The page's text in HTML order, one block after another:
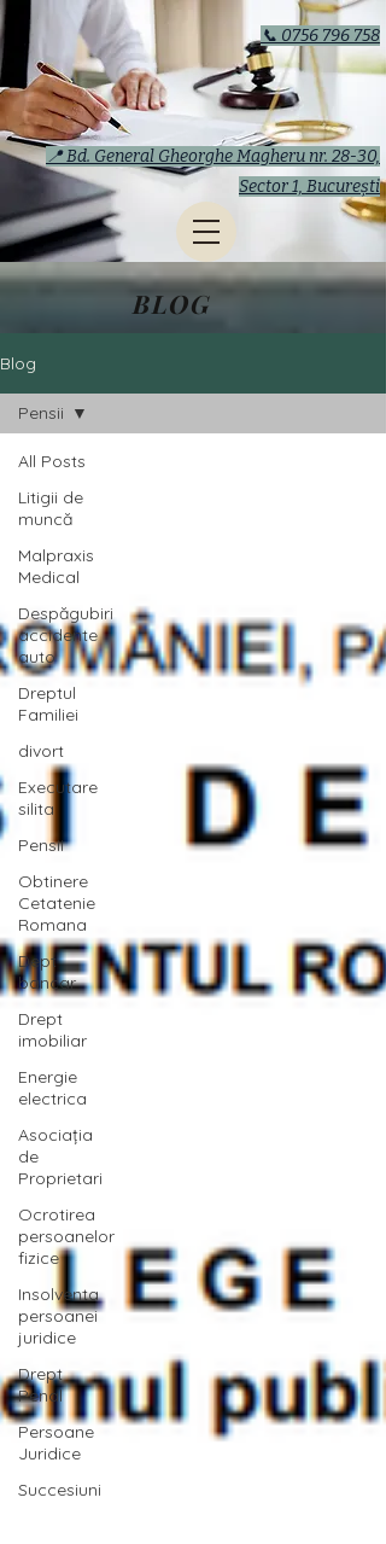
📞 0756 796 758
📍 Bd. General Gheorghe Magheru nr. 28-30,
Sector 1, București
BLOG
Blog
All Posts
Litigii de
muncă
Malpraxis
Medical
Despăgubiri
accidente
auto
Dreptul
Familiei
divort
Executare
silita
Pensii
Obtinere
Cetatenie
Romana
Dept
bancar
Drept
imobiliar
Energie
electrica
Asociația
de
Proprietari
Ocrotirea
persoanelor
fizice
Insolventa
persoanei
juridice
Drept
Penal
Persoane
Juridice
Succesiuni
Pensii